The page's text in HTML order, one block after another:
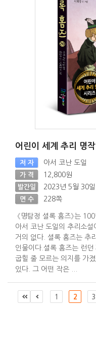
어린이 세계 추리 명
저 자 아서 코난 도일
가 격 12,800원
발간일 2023년 5월 30일
면 수 228쪽
《명탐정 셜록 홈즈》는
아서 코난 도일의 추리소
거의 없다. 셜록 홈즈는 추
인물이다.셜록 홈즈는 런
굽힐 줄 모르는 의지를 가졌
있다. 그 어떤 작은 ...
1 2 3